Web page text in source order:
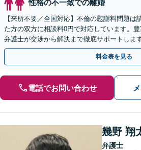
性格の不一致での離婚
【来所不要／全国対応】不倫の慰謝料問題は
た方の双方に相談料0円で対応しています。
弁護士が交渉から解決まで徹底サポートしま
手金の返還保証もありますので安心してご相
料金表を見る
電話でお問い合わせ
幾野 翔
弁護士